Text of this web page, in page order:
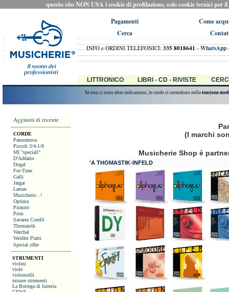
questo sito NON USA i cookie di profilazione, solo cookie tecnici
Pagamenti
Come
Cerca
INFO e ORDINI TELEFONICI:335 8018641-WhatsApp
LITTRONICO LIBRI - CD - RIVISTE
Se non ci sono altre indicazioni, le corde si intendono nella tensione
Aggiunti di recente
CORDE
Panoramica
Piccoli 3/4-1/8
MI "speciali"
D'Addario
Dogal
For-Tune
Galli
Jargar
Larsen
Musicherie...!
Optima
Pirastro
Prim
Savarez Corelli
Thomastik
Warchal
Weidler Piatti
Special offer
STRUMENTI
violini
viole
violoncelli
misure strumenti
La Bottega di liuteria
(I marchi
Musicherie Shop è
'A THOMASTIK-INFELD